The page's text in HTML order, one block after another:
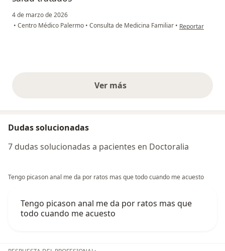
4 de marzo de 2026
• Centro Médico Palermo • Consulta de Medicina Familiar • en opinión del
Reportar
Ver másopiniones anteriores
Dudas solucionadas
7 dudas solucionadas a pacientes en Doctoralia
Tengo picason anal me da por ratos mas que todo cuando me acuesto
Tengo picason anal me da por ratos mas que
todo cuando me acuesto